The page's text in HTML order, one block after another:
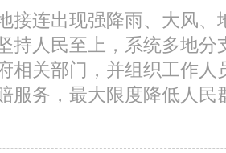
接连出现强降雨、大风、
持人民至上，系统多地分
相关部门，并组织工作人
服务，最大限度降低人民